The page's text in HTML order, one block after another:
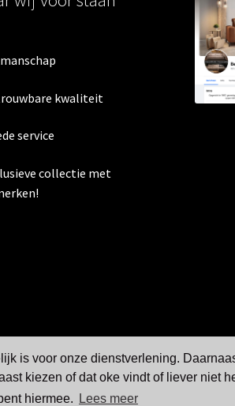
is voor onze dienstverlening.
kiezen of dat oke vindt of liever niet
hiermee.
Lees meer
kwaliteit
service
collectie met